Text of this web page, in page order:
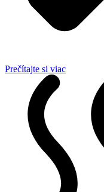
Prečítajte si viac